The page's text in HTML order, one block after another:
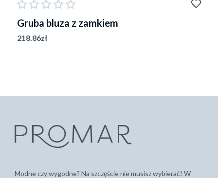
Gruba bluza z zamkiem
218.86zł
Modne czy wygodne? Na szczęście nie musisz wybierać! W